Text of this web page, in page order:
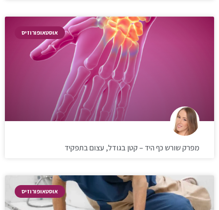
אוסטאופורוזיס
מפרק שורש כף היד – קטן בגודל, עצום בתפקיד
אוסטאופורוזיס